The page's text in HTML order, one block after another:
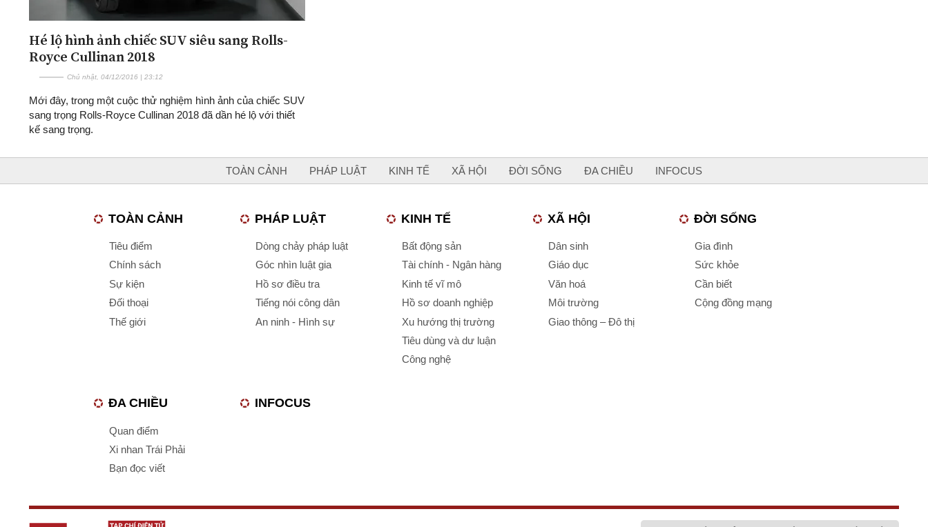
Hé lộ hình ảnh chiếc SUV siêu sang Rolls-
Royce Cullinan 2018
Chủ nhật, 04/12/2016 | 23:12
Mới đây, trong một cuộc thử nghiệm hình ảnh của chiếc SUV
sang trọng Rolls-Royce Cullinan 2018 đã dần hé lộ với thiết
kế sang trọng.
TOÀN CẢNH PHÁP LUẬT KINH TẾ XÃ HỘI ĐỜI SỐNG ĐA CHIỀU INFOCUS
TOÀN CẢNH
Tiêu điểm
Chính sách
Sự kiện
Đối thoại
Thế giới
PHÁP LUẬT
Dòng chảy pháp luật
Góc nhìn luật gia
Hồ sơ điều tra
Tiếng nói công dân
An ninh - Hình sự
KINH TẾ
Bất động sản
Tài chính - Ngân hàng
Kinh tế vĩ mô
Hồ sơ doanh nghiệp
Xu hướng thị trường
Tiêu dùng và dư luận
Công nghệ
XÃ HỘI
Dân sinh
Giáo dục
Văn hoá
Môi trường
Giao thông – Đô thị
ĐỜI SỐNG
Gia đình
Sức khỏe
Cần biết
Cộng đồng mạng
ĐA CHIỀU
Quan điểm
Xi nhan Trái Phải
Bạn đọc viết
INFOCUS